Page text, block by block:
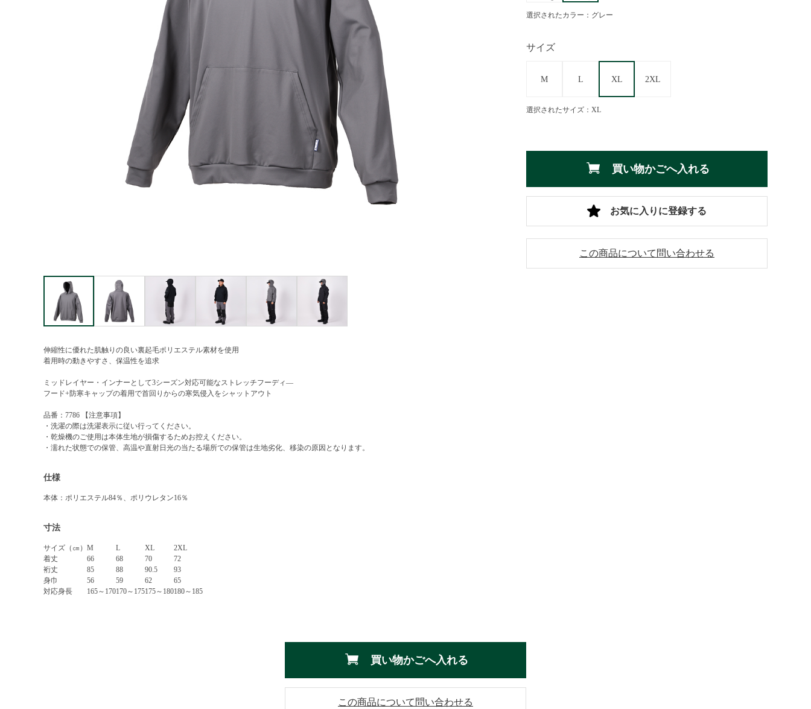
伸縮性に優れた肌触りの良い裏起毛ポリエステル素材を使用
着用時の動きやすさ、保温性を追求
ミッドレイヤー・インナーとして3シーズン対応可能なストレッチフーディ―
フード+防寒キャップの着用で首回りからの寒気侵入をシャットアウト
品番：7786 【注意事項】
・洗濯の際は洗濯表示に従い行ってください。
・乾燥機のご使用は本体生地が損傷するためお控えください。
・濡れた状態での保管、高温や直射日光の当たる場所での保管は生地劣化、移染の原因となります。
仕様
本体：ポリエステル84％、ポリウレタン16％
寸法
サイズ（㎝） M L XL
2XL
着丈
66 68 70
72
裄丈
85 88 90.5
93
身巾
56 59 62
65
対応身長
165～170170～175175～180180～185
選択されたカラー：グレー
サイズ
M L XL 2XL
選択されたサイズ：XL
買い物かごへ入れる
この商品について問い合わせる
お気に入りに登録する
買い物かごへ入れる
この商品について問い合わせる